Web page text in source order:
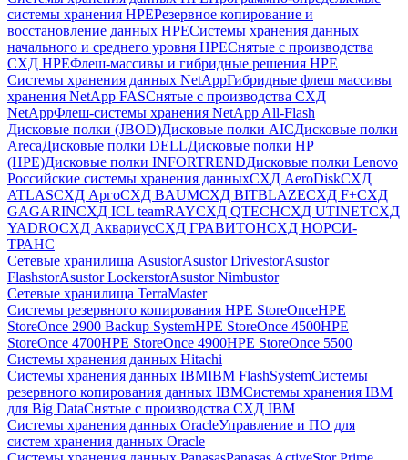
системы хранения HPEРезервное копирование и
восстановление данных HPEСистемы хранения данных
начального и среднего уровня HPEСнятые с производства
СХД HPEФлеш-массивы и гибридные решения HPE
Cистемы хранения данных NetAppГибридные флеш массивы
хранения NetApp FASСнятые с производства СХД
NetAppФлеш-системы хранения NetApp All-Flash
Дисковые полки (JBOD)Дисковые полки AICДисковые полки
ArecaДисковые полки DELLДисковые полки HP
(HPE)Дисковые полки INFORTRENDДисковые полки Lenovo
Российские системы хранения данныхСХД AeroDiskСХД
ATLASСХД AргоСХД BAUMСХД BITBLAZEСХД F+СХД
GAGARINСХД ICL teamRAYСХД QTECHСХД UTINETСХД
YADROСХД АквариусСХД ГРАВИТОНСХД НОРСИ-
ТРАНС
Сетевые хранилища AsustorAsustor DrivestorAsustor
FlashstorAsustor LockerstorAsustor Nimbustor
Сетевые хранилища TerraMaster
Системы резервного копирования HPE StoreOnceHPE
StoreOnce 2900 Backup SystemHPE StoreOnce 4500HPE
StoreOnce 4700HPE StoreOnce 4900HPE StoreOnce 5500
Системы хранения данных Hitachi
Системы хранения данных IBMIBM FlashSystemСистемы
резервного копирования данных IBMСистемы хранения IBM
для Big DataСнятые с производства СХД IBM
Системы хранения данных OracleУправление и ПО для
систем хранения данных Oracle